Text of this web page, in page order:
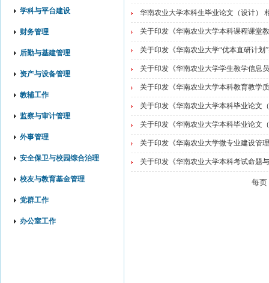
学科与平台建设
财务管理
后勤与基建管理
资产与设备管理
教辅工作
监察与审计管理
外事管理
安全保卫与校园综合治理
校友与教育基金管理
党群工作
办公室工作
华南农业大学本科生毕业论文（设计）
关于印发《华南农业大学本科课程课堂
关于印发《华南农业大学“优本直研计
关于印发《华南农业大学学生教学信息
关于印发《华南农业大学本科教育教学
关于印发《华南农业大学本科毕业论文
关于印发《华南农业大学本科毕业论文
关于印发《华南农业大学微专业建设管
关于印发《华南农业大学本科考试命题
每页